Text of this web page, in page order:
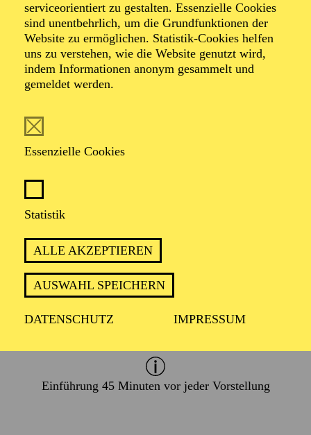
serviceorientiert zu gestalten. Essenzielle Cookies
sind unentbehrlich, um die Grundfunktionen der
Website zu ermöglichen. Statistik-Cookies helfen
uns zu verstehen, wie die Website genutzt wird,
indem Informationen anonym gesammelt und
gemeldet werden.
Essenzielle Cookies
Statistik
ALLE AKZEPTIEREN
AUSWAHL SPEICHERN
DATENSCHUTZ IMPRESSUM
Tripleabend mit Choreografien von Sharon Eyal,
Shahar Binyamini und Armen Hakobyan
Musik von James Brown, Ori Lichtik, Ryuichi
Sakamoto, Maurice Ravel u. a.
HYPNOTISCH: EIN TANZABEND
ZWISCHEN TECHNO, NEOKLASSIK
UND PURER EMOTION
PREMIERE
Einführung 45 Minuten vor jeder Vorstellung